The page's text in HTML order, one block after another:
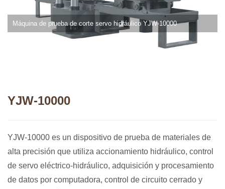
Máquina de prueba de corte servo hidráulico YJW-10000
YJW-10000
YJW-10000 es un dispositivo de prueba de materiales de
alta precisión que utiliza accionamiento hidráulico, control
de servo eléctrico-hidráulico, adquisición y procesamiento
de datos por computadora, control de circuito cerrado y